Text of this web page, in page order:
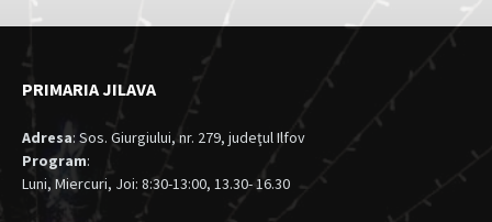
PRIMARIA JILAVA
Adresa: Sos. Giurgiului, nr. 279, judeţul Ilfov
Program:
Luni, Miercuri, Joi: 8:30-13:00, 13.30- 16.30